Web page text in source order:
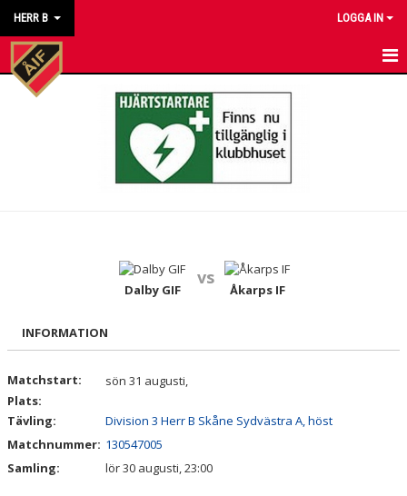
HERR B LOGGA IN
HEM
DOKUMENT
Dalby GIF
vs
Åkarps IF
INFORMATION
Matchstart:
sön 31 augusti,
Plats:
Tävling:
Division 3 Herr B Skåne Sydvästra A, höst
Matchnummer: 130547005
Samling:
lör 30 augusti, 23:00